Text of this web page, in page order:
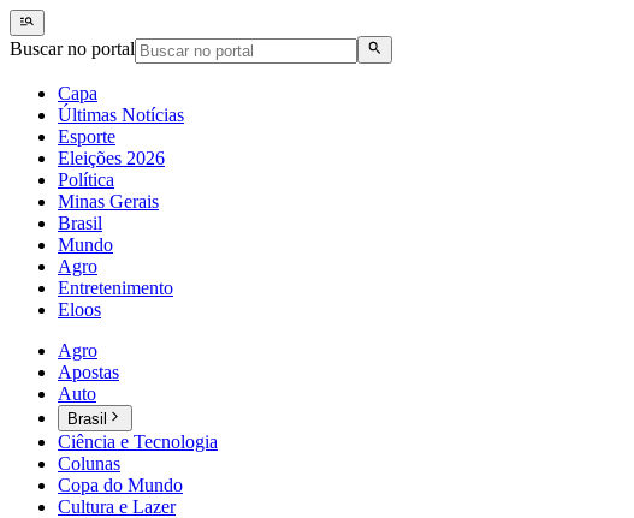
Buscar no portal
Capa
Últimas Notícias
Esporte
Eleições 2026
Política
Minas Gerais
Brasil
Mundo
Agro
Entretenimento
Eloos
Agro
Apostas
Auto
Brasil
Ciência e Tecnologia
Colunas
Copa do Mundo
Cultura e Lazer